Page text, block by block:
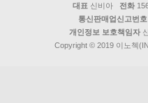
대표 신비아 전화
통신판매업신고번호
개인정보 보호책임자
Copyright © 2019 이노첵